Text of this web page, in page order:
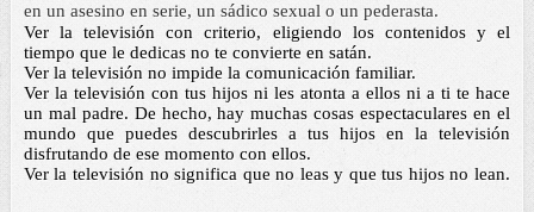
en un asesino en serie, un sádico sexual o un pederasta.
Ver la televisión con criterio, eligiendo los contenidos y el
tiempo que le dedicas no te convierte en satán.
Ver la televisión no impide la comunicación familiar.
Ver la televisión con tus hijos ni les atonta a ellos ni a ti te hace
un mal padre. De hecho, hay muchas cosas espectaculares en el
mundo que puedes descubrirles a tus hijos en la televisión
disfrutando de ese momento con ellos.
Ver la televisión no significa que no leas y que tus hijos no lean.